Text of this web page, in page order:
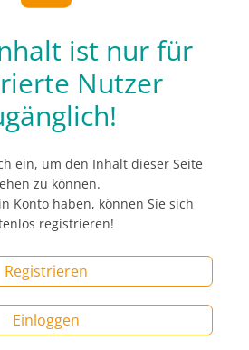
ist nur für
Nutzer
ein, um den Inhalt dieser Seite
zu können.
Konto haben, können Sie sich
registrieren!
Registrieren
Einloggen